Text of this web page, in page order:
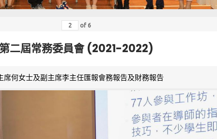
of 6
二屆常務委員會 (2021-2022)
席何女士及副主席李主任匯報會務報告及財務報告